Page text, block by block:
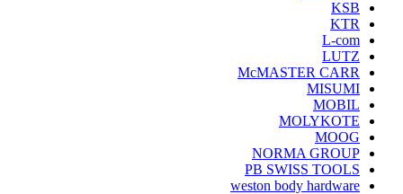
KSB
KTR
L-com
LUTZ
McMASTER CARR
MISUMI
MOBIL
MOLYKOTE
MOOG
NORMA GROUP
PB SWISS TOOLS
weston body hardware